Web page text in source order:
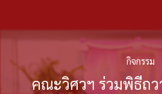
กิจกรรม
คณะวิศวฯ ร่วมพิธีถ